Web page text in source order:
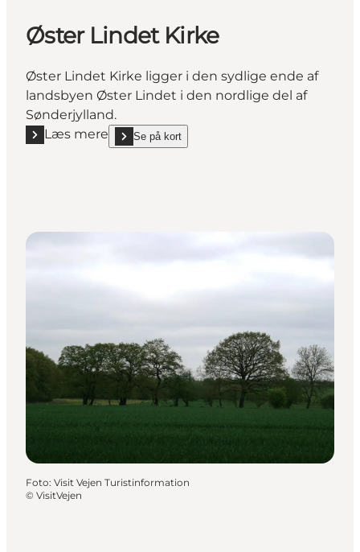
Øster Lindet Kirke
Øster Lindet Kirke ligger i den sydlige ende af
landsbyen Øster Lindet i den nordlige del af
Sønderjylland.
Læs mere
Læs mere "Øster Lindet Kirke"
Se på kort
show Øster Lindet Kirke on_map
Foto: Visit Vejen Turistinformation
© VisitVejen